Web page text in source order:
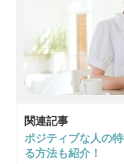
関連記事
ポジティブな人の
る方法も紹介！